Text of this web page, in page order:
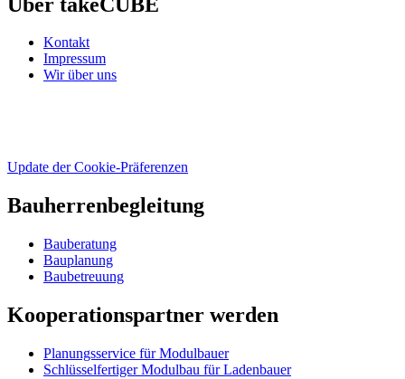
Kontakt
Impressum
Wir über uns
Update der Cookie-Präferenzen
Bauherrenbegleitung
Bauberatung
Bauplanung
Baubetreuung
Kooperationspartner werden
Planungsservice für Modulbauer
Schlüsselfertiger Modulbau für Ladenbauer